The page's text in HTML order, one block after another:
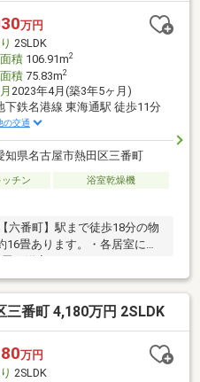
万円
2SLDK
積106.91m2
積75.83m2
2023年4月(築3年5ヶ月)
下鉄名港線 東海通駅 徒歩11分
の交通
知県名古屋市熱田区三番町
チン
浴室乾燥機
六番町】駅まで徒歩18分の物
畳あります。・各居室に収
トイレは温水洗浄機能付きで
友 熱田三番町店】・・・徒歩
名古屋港七番町店】・・・徒
・・・徒歩5分（約380ｍ）・
500ｍ）・【千年小学
宮中学校】・・・徒歩23分(約
三番町 4,180万円 2SLDK
万円
2SLDK